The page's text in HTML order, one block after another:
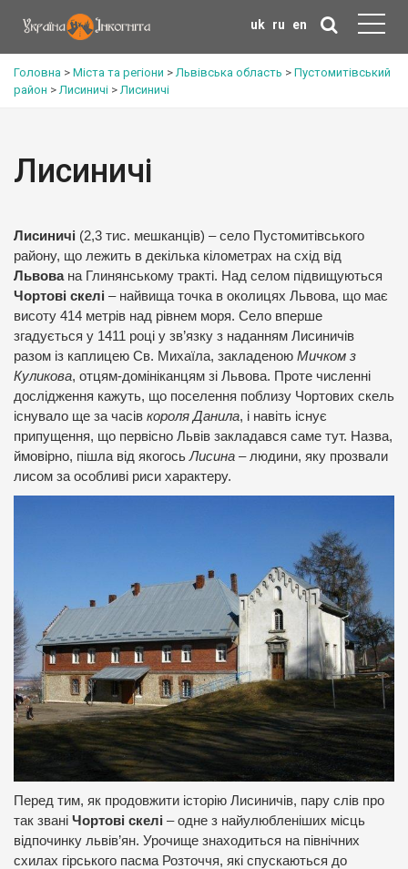
uk ru en
Головна > Міста та регіони >Львівська область > Пустомитівський
район >Лисиничі >Лисиничі
Лисиничі
Лисиничі (2,3 тис. мешканців) – село Пустомитівського
району, що лежить в декілька кілометрах на схід від
Львова на Глинянському тракті. Над селом підвищуються
Чортові скелі – найвища точка в околицях Львова, що має
висоту 414 метрів над рівнем моря. Село вперше
згадується у 1411 році у зв’язку з наданням Лисиничів
разом із каплицею Св. Михаїла, закладеною Мичком з
Куликова, отцям-домініканцям зі Львова. Проте численні
дослідження кажуть, що поселення поблизу Чортових скель
існувало ще за часів короля Данила, і навіть існує
припущення, що первісно Львів закладався саме тут. Назва,
ймовірно, пішла від якогось Лисина – людини, яку прозвали
лисом за особливі риси характеру.
Перед тим, як продовжити історію Лисиничів, пару слів про
так звані Чортові скелі – одне з найулюбленіших місць
відпочинку львів’ян. Урочище знаходиться на північних
схилах гірського пасма Розточчя, які спускаються до